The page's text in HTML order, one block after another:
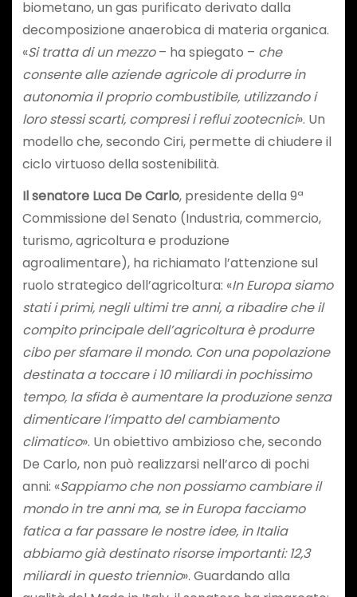
biometano, un gas purificato derivato dalla
decomposizione anaerobica di materia organica.
«Si tratta di un mezzo– ha spiegato – che
consente alle aziende agricole di produrre in
autonomia il proprio combustibile, utilizzando i
loro stessi scarti, compresi i reflui zootecnici». Un
modello che, secondo Ciri, permette di chiudere il
ciclo virtuoso della sostenibilità.
Il senatore Luca De Carlo, presidente della 9ª
Commissione del Senato (Industria, commercio,
turismo, agricoltura e produzione
agroalimentare), ha richiamato l’attenzione sul
ruolo strategico dell’agricoltura: «In Europa siamo
stati i primi, negli ultimi tre anni, a ribadire che il
compito principale dell’agricoltura è produrre
cibo per sfamare il mondo. Con una popolazione
destinata a toccare i 10 miliardi in pochissimo
tempo, la sfida è aumentare la produzione senza
dimenticare l’impatto del cambiamento
climatico». Un obiettivo ambizioso che, secondo
De Carlo, non può realizzarsi nell’arco di pochi
anni: «Sappiamo che non possiamo cambiare il
mondo in tre anni ma, se in Europa facciamo
fatica a far passare le nostre idee, in Italia
abbiamo già destinato risorse importanti: 12,3
miliardi in questo triennio». Guardando alla